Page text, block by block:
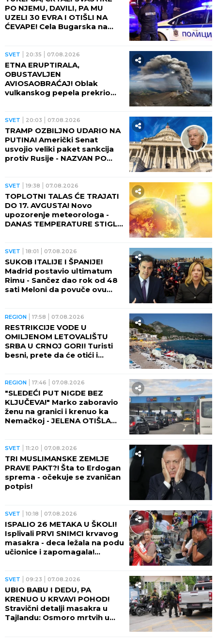
PO NJEMU, DAVILI, PA MU
UZELI 30 EVRA I OTIŠLI NA
ĆEVAPE! Cela Bugarska na
MALOLETNIKA, UVUKLI GA U
JEZIVU ZAMKU!
SVET 20:35 07.08.2026
ETNA ERUPTIRALA,
OBUSTAVLJEN
AVIOSAOBRAĆAJ! Oblak
vulkanskog pepela prekrio
SVET 20:03 07.08.2026
TRAMP OZBILJNO UDARIO NA
PUTINA! Američki Senat
usvojio veliki paket sankcija
protiv Rusije - NAZVAN PO
SVET 19:38 07.08.2026
TOPLOTNI TALAS ĆE TRAJATI
DO 17. AVGUSTA! Novo
upozorenje meteorologa -
DANAS TEMPERATURE STIGLE
SVET 18:01 07.08.2026
SUKOB ITALIJE I ŠPANIJE!
Madrid postavio ultimatum
Rimu - Sančez dao rok od 48
sati Meloni da povuče ovu
REGION 17:58 07.08.2026
RESTRIKCIJE VODE U
OMILJENOM LETOVALIŠTU
SRBA U CRNOJ GORI! Turisti
besni, prete da će otići i
REGION 17:46 07.08.2026
"SLEDEĆI PUT NIGDE BEZ
KLJUČEVA!" Marko zaboravio
ženu na granici i krenuo ka
Nemačkoj - JELENA OTIŠLA
SVET 11:20 07.08.2026
TRI MUSLIMANSKE ZEMLJE
PRAVE PAKT?! Šta to Erdogan
sprema - očekuje se zvaničan
potpis!
SVET 10:18 07.08.2026
ISPALIO 26 METAKA U ŠKOLI!
Isplivali PRVI SNIMCI krvavog
masakra - deca ležala na podu
učionice i zapomagala!
SVET 09:23 07.08.2026
UBIO BABU I DEDU, PA
KRENUO U KRVAVI POHOD!
Stravični detalji masakra u
Tajlandu: Osmoro mrtvih u